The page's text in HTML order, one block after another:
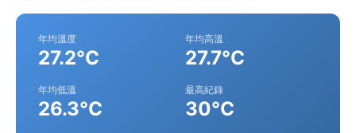
年均溫度
27.2°C
年均高溫
27.7°C
年均低溫
26.3°C
最高紀錄
30°C